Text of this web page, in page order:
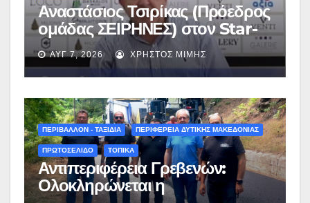
Αναστάσιος Τσιρίκας (Πρόεδρος
ομάδας ΣΕΙΡΗΝΕΣ) στον Star-
fm 93.3: «Το όνειρο έγινε
πραγματικότητα – Σας
περιμένουμε όλους το Σάββατο
στη Μυρσίνα Γρεβενών !» –
(audio)
ΑΥΓ 7, 2026 ΧΡΉΣΤΟΣ ΜΊΜΗΣ
ΠΕΡΙΒΑΛΛΟΝ - ΤΑΞΙΔΙΑ ΠΕΡΙΦΕΡΕΙΑ ΔΥΤΙΚΗΣ ΜΑΚΕΔΟΝΙΑΣ
ΠΡΩΤΟΣΕΛΙΔΟ ΤΟΠΙΚΑ
Αντιπεριφέρεια Γρεβενών:
Ολοκληρώνεται η